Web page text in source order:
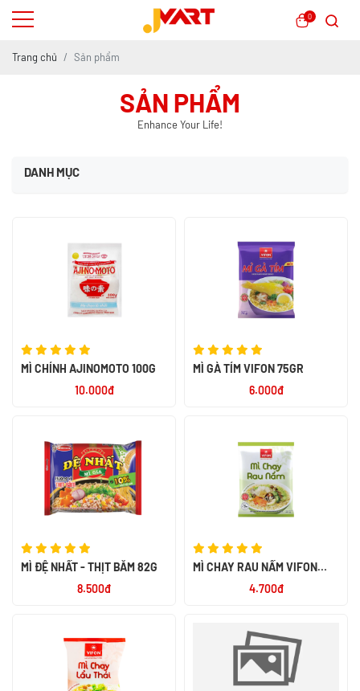
0
Trang chủ Sản phẩm
SẢN PHẨM
Enhance Your Life!
DANH MỤC
MÌ CHÍNH AJINOMOTO 100G
10.000đ
MÌ GÀ TÍM VIFON 75GR
6.000đ
MÌ ĐỆ NHẤT - THỊT BẰM 82G
8.500đ
MÌ CHAY RAU NẤM VIFON
4.700đ